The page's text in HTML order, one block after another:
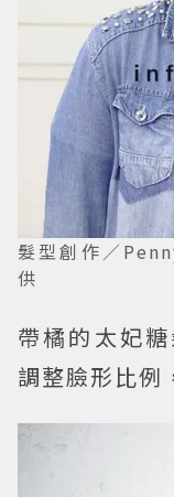
髮型創作／
供
帶橘的太妃
調整臉形比例